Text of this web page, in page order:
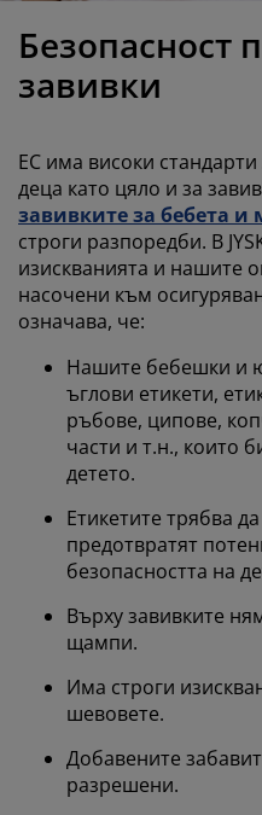
матраци
легла
на мебели
осветление
Безопасност
завивки
ЕС има високи
деца като цяло и за
завивките за бебета и
строги разпоредби. В
изискванията и нашите
насочени към
означава, че:
Нашите бебешки и
ъглови етикети,
ръбове, ципове,
части и т.н., които
детето.
Етикетите трябва
предотвратят
безопасността на
Върху завивките
щампи.
Има строги
шевовете.
Добавените
разрешени.